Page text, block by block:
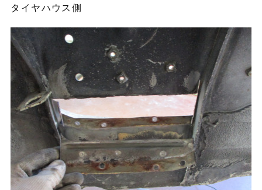
タイヤハウス側